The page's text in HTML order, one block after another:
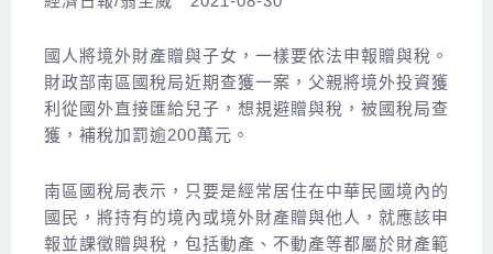
國人將境外財產贈與子女，一樣要依法申報贈與稅。
財政部南區國稅局近期查獲一案，父親將境外投資獲
利從國外直接匯給兒子，想規避贈與稅，被國稅局查
獲，補稅加罰逾200萬元。
南區國稅局表示，只要是經常居住在中華民國境內的
國民，將持有的境內或境外財產贈與他人，就應該申
報並課徵贈與稅，包括動產、不動產等都屬於財產範